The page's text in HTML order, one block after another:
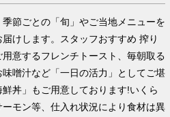
節ごとの「旬」やご当地メニューを
けします。スタッフおすすめ 搾り
意するフレンチトースト、毎朝取る
噌汁など「一日の活力」としてご堪
丼」もご用意しております!いくら
ーモン等、仕入れ状況により食材は異